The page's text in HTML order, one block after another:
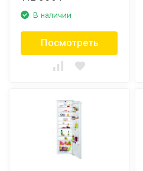
В наличии
Посмотреть